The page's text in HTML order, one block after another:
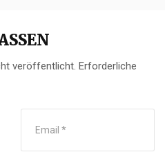
veröffentlicht. Erforderliche